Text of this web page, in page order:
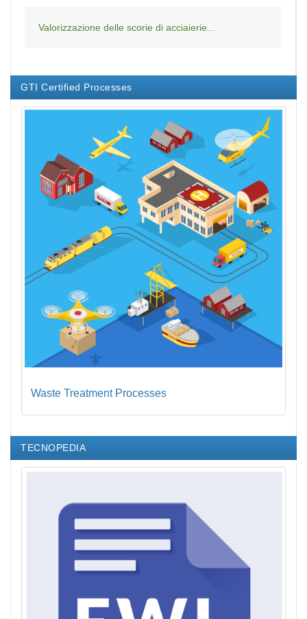
Valorizzazione delle scorie di acciaierie...
GTI Certified Processes
Waste Treatment Processes
TECNOPEDIA